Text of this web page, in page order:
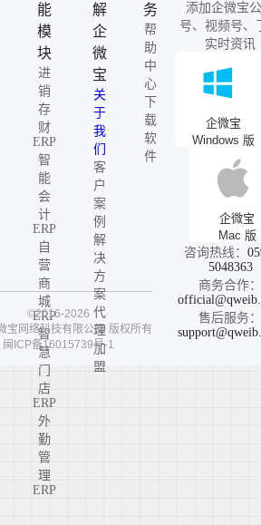
能
模
块
进
销
存
财
ERP
智
能
会
计
ERP
自
营
商
城
ERP
智
慧
门
店
ERP
外
勤
管
理
ERP
解
企
微
宝
关
于
我
们
客
户
案
例
解
决
方
案
代
理
加
盟
务
帮
助
中
心
下
载
软
件
添加企微宝
号、视频号、
实时资讯
企微宝
Windows 版
企微宝
Mac 版
咨询热线：
5048363
商务合作：
售后服务：
©2016-2026
宝网络科技有限公司 版权所有
闽ICP备16015739号-1